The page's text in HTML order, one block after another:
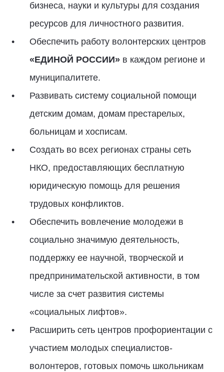
бизнеса, науки и культуры для создания
ресурсов для личностного развития.
Обеспечить работу волонтерских центров
«ЕДИНОЙ РОССИИ» в каждом регионе и
муниципалитете.
Развивать систему социальной помощи
детским домам, домам престарелых,
больницам и хосписам.
Создать во всех регионах страны сеть
НКО, предоставляющих бесплатную
юридическую помощь для решения
трудовых конфликтов.
Обеспечить вовлечение молодежи в
социально значимую деятельность,
поддержку ее научной, творческой и
предпринимательской активности, в том
числе за счет развития системы
«социальных лифтов».
Расширить сеть центров профориентации с
участием молодых специалистов-
волонтеров, готовых помочь школьникам